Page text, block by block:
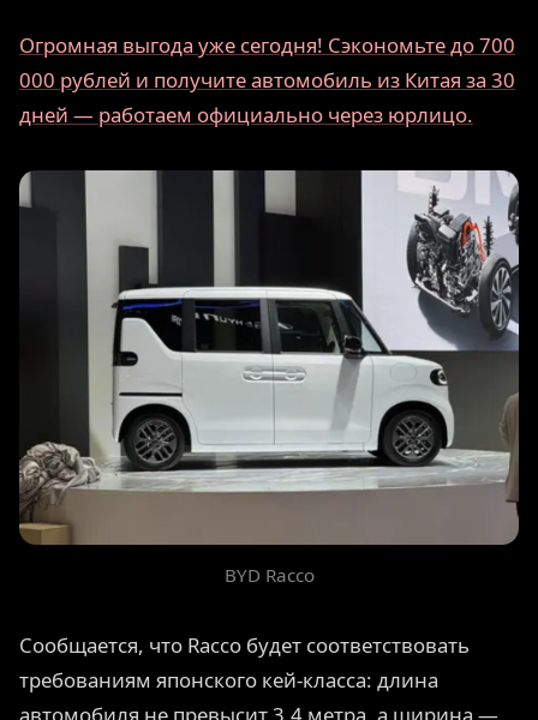
Огромная выгода уже сегодня! Сэкономьте до 700
000 рублей и получите автомобиль из Китая за 30
дней — работаем официально через юрлицо.
BYD Racco
Сообщается, что Racco будет соответствовать
требованиям японского кей-класса: длина